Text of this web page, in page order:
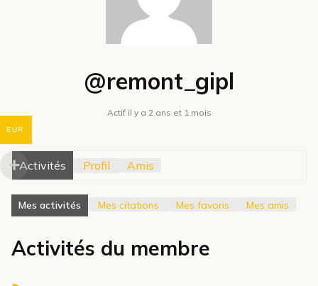
@remont_gipl
Actif il y a 2 ans et 1 mois
Activités Profil Amis
Mes activités Mes citations Mes favoris Mes amis
Activités du membre
EUR